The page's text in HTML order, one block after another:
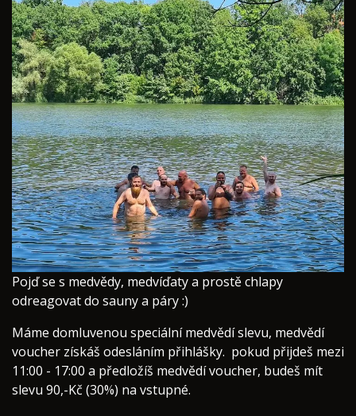
​Pojď se s medvědy, medvíďaty a prostě chlapy
odreagovat do sauny a páry :)
Máme domluvenou speciální medvědí slev​u, medvědí
voucher získáš odesláním přihlášky. pokud přijdeš mezi
11:00 - 17:00 a předložíš medvědí voucher, budeš mít
slevu 90,-Kč (30%) na vstupné.